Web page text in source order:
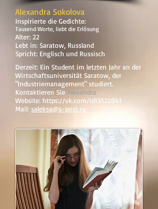
Alexandra Sokolova
Inspirierte die Gedichte:
Tausend Worte, liebt die Erlösung
Alter: 22
Lebt in: Saratow, Russland
Spricht: Englisch und Russisch
Derzeit: Ein Student im letzten Jahr an der
Wirtschaftsuniversität Saratow, der
"Industriemanagement" studiert.
Kontaktieren Sie Alexandra
Website: https://vk.com/id13522041
Mail: saleksa@s-post.ru